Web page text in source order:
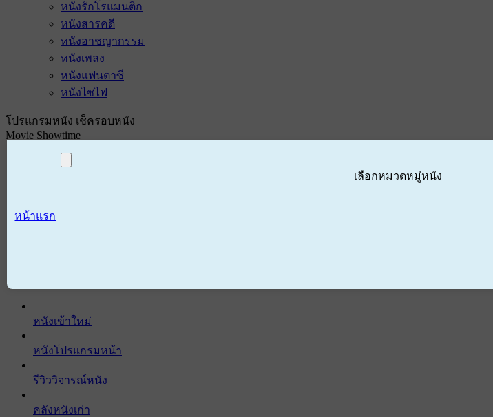
หนังรักโรแมนติก
หนังสารคดี
หนังอาชญากรรม
หนังเพลง
หนังแฟนตาซี
หนังไซไฟ
โปรแกรมหนัง เช็ครอบหนัง
Movie Showtime
หน้าแรก
เลือกหมวดหมู่หนัง
หนังเข้าใหม่
หนังโปรแกรมหน้า
รีวิววิจารณ์หนัง
คลังหนังเก่า